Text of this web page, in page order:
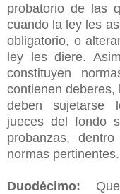
probatorio de las
cuando la ley les
obligatorio, o
ley les diere.
constituyen
contienen deberes,
deben sujetarse
jueces del fondo
probanzas,
normas pertinentes.
Duodécimo: